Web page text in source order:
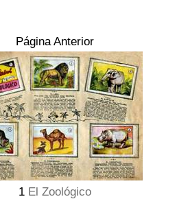
Página Anterior
1 El Zoológico